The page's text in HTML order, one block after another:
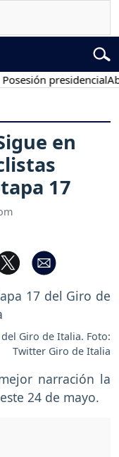
presidencial
en
17
Giro de Italia. Foto:
Twitter Giro de Italia
narración la
24 de mayo.